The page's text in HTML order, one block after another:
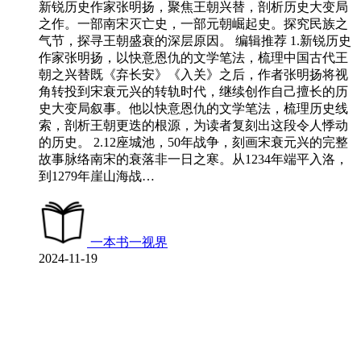
新锐历史作家张明扬，聚焦王朝兴替，剖析历史大变局
之作。一部南宋灭亡史，一部元朝崛起史。探究民族之
气节，探寻王朝盛衰的深层原因。 编辑推荐 1.新锐历史
作家张明扬，以快意恩仇的文学笔法，梳理中国古代王
朝之兴替既《弃长安》《入关》之后，作者张明扬将视
角转投到宋衰元兴的转轨时代，继续创作自己擅长的历
史大变局叙事。他以快意恩仇的文学笔法，梳理历史线
索，剖析王朝更迭的根源，为读者复刻出这段令人悸动
的历史。 2.12座城池，50年战争，刻画宋衰元兴的完整
故事脉络南宋的衰落非一日之寒。从1234年端平入洛，
到1279年崖山海战…
一本书一视界
2024-11-19